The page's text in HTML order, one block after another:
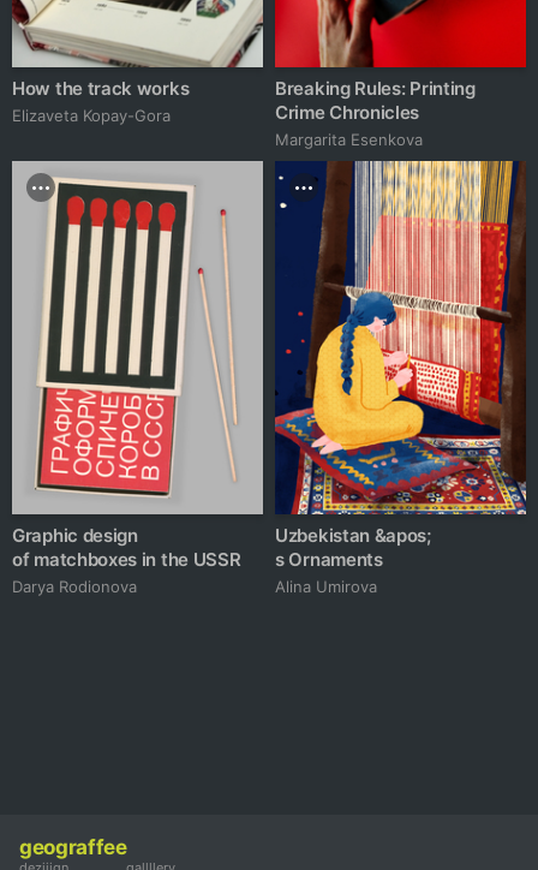
How the track works
Elizaveta Kopay-Gora
Breaking Rules: Printing
Crime Chronicles
Margarita Esenkova
Graphic design
of matchboxes in the USSR
Darya Rodionova
Uzbekistan &apos;
s Ornaments
Alina Umirova
geograffee